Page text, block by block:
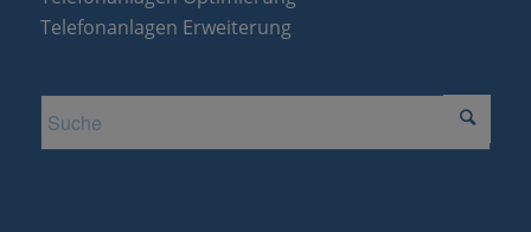
Telefonanlagen Erweiterung